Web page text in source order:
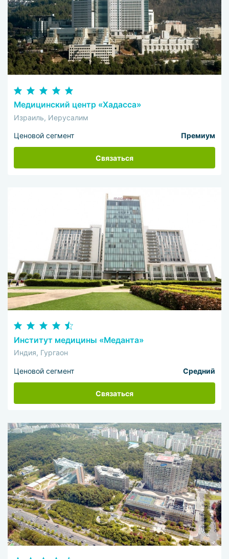
Медицинский центр «Хадасса»
Израиль, Иерусалим
Ценовой сегмент Премиум
Связаться
Институт медицины «Меданта»
Индия, Гургаон
Ценовой сегмент Средний
Связаться